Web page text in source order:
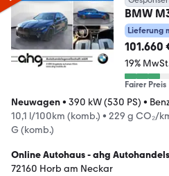
BMW
mit M
Lieferung
101.660
19%
Fairer Preis
Neuwagen• 390 kW (530 PS) •
10,1 l/100km (komb.) • 229 g CO₂/
G (komb.)
Online Autohaus - ahg
mbH
72160 Horb am Neckar